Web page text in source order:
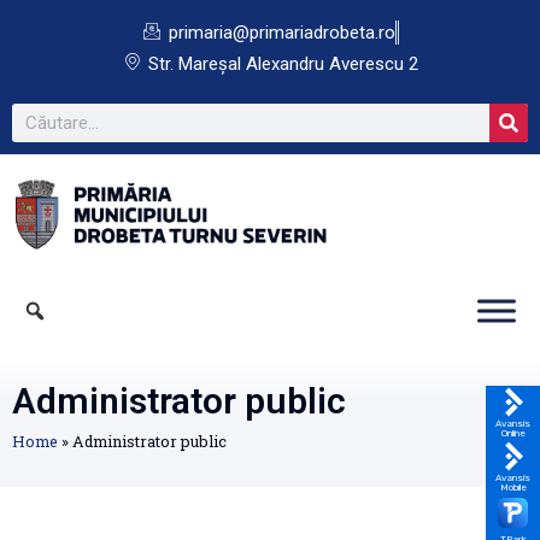
primaria@primariadrobeta.ro
Str. Mareșal Alexandru Averescu 2
Administrator public
Home » Administrator public
Avansis
Online
Avansis
Mobile